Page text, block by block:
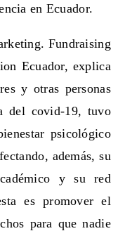
en Ecuador.
Fundraising
Ecuador, explica
y otras personas
del covid-19, tuvo
psicológico
además, su
y su red
es promover el
para que nadie